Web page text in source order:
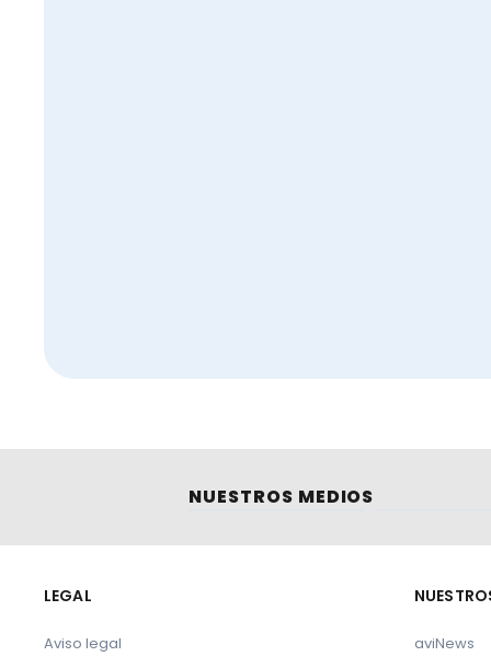
NUESTROS MEDIOS
LEGAL
Aviso legal aviNews